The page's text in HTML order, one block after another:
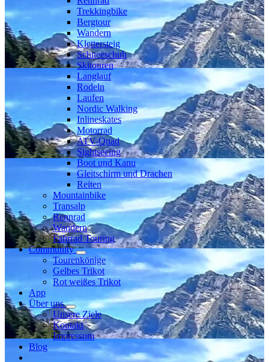
Trekkingbike
Bergtour
Wandern
Klettersteig
Schneeschuh
Skitouren
Langlauf
Rodeln
Laufen
Nordic Walking
Inlineskates
Motorrad
ATV-Quad
Sightseeing
Boot und Kanu
Gleitschirm und Drachen
Reiten
Mountainbike
Transalp
Rennrad
Wandern
Fahrrad Touring
Community
Tourenkönige
Gelbes Trikot
Rot weißes Trikot
App
Über uns
Unsere Ziele
Kontakt
Impressum
Blog